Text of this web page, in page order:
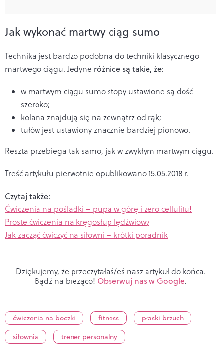
Jak wykonać martwy ciąg sumo
Technika jest bardzo podobna do techniki klasycznego
martwego ciągu. Jedyne różnice są takie, że:
w martwym ciągu sumo stopy ustawione są dość
szeroko;
kolana znajdują się na zewnątrz od rąk;
tułów jest ustawiony znacznie bardziej pionowo.
Reszta przebiega tak samo, jak w zwykłym martwym ciągu.
Treść artykułu pierwotnie opublikowano 15.05.2018 r.
Czytaj także:
Ćwiczenia na pośladki – pupa w górę i zero cellulitu!
Proste ćwiczenia na kręgosłup lędźwiowy
Jak zacząć ćwiczyć na siłowni – krótki poradnik
Dziękujemy, że przeczytałaś/eś nasz artykuł do końca.
Bądź na bieżąco! Obserwuj nas w Google.
ćwiczenia na boczki fitness
płaski brzuch
siłownia
trener personalny